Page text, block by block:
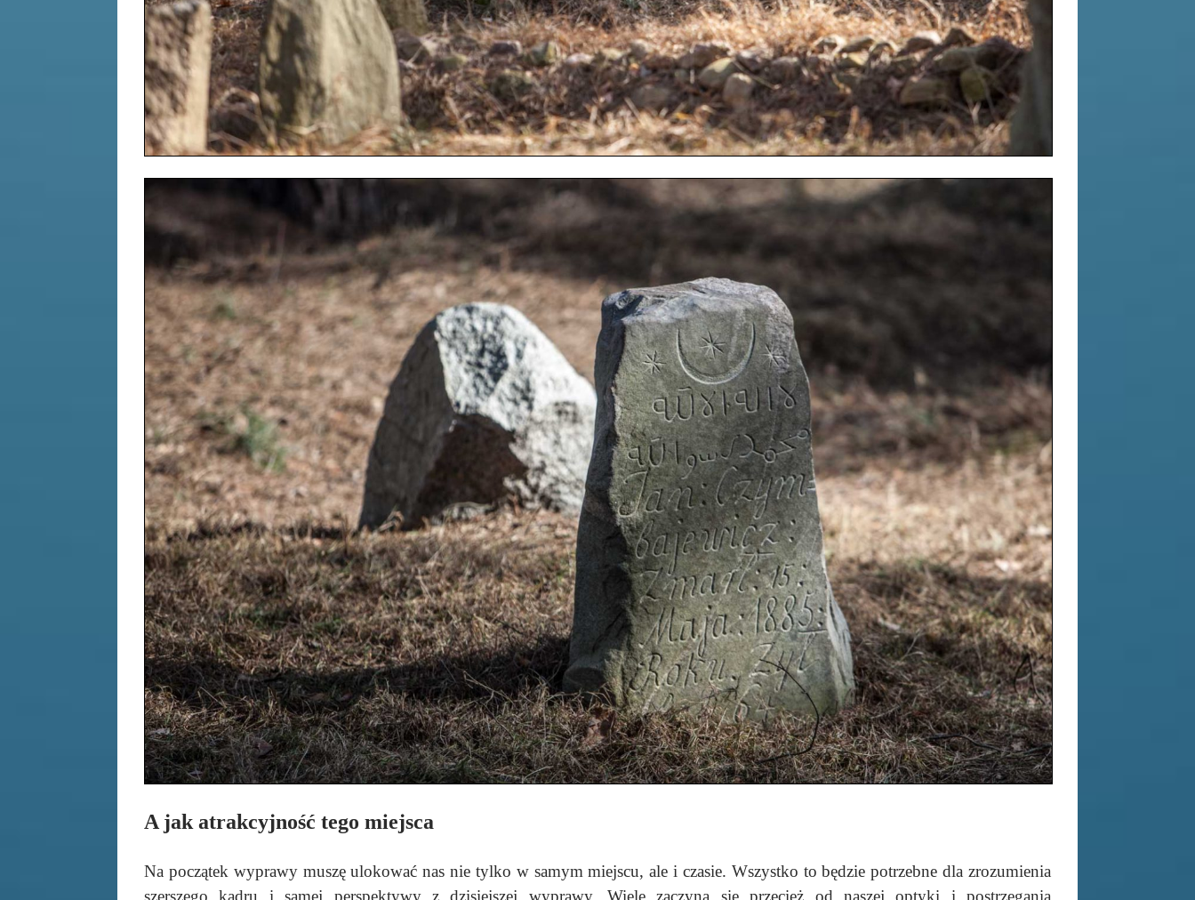
A jak atrakcyjność tego miejsca
Na początek wyprawy muszę ulokować nas nie tylko w samym miejscu, ale i czasie. Wszystko to będzie potrzebne dla zrozumienia
szerszego kadru i samej perspektywy z dzisiejszej wyprawy. Wiele zaczyna się przecież od naszej optyki i postrzegania